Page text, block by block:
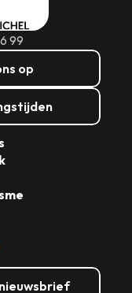
99
op